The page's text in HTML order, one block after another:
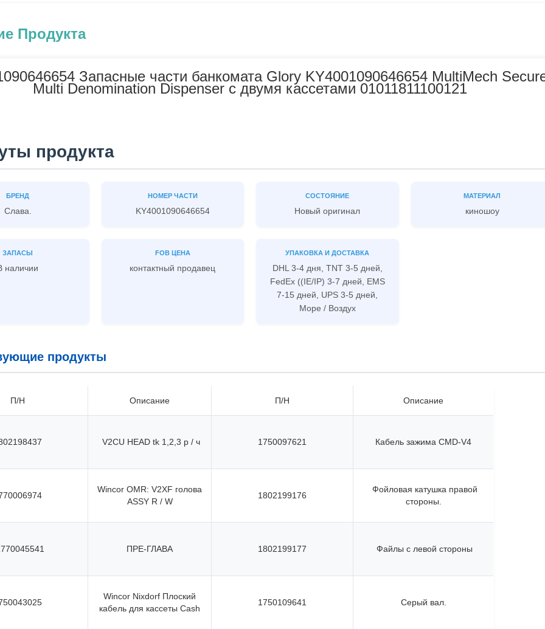
Продукта
Запасные части банкомата Glory KY4001090646654 MultiMech
Multi Denomination Dispenser с двумя кассетами 01011811100121
продукта
БРЕНД
Слава.
НОМЕР ЧАСТИ
KY4001090646654
СОСТОЯНИЕ
Новый оригинал
МАТЕРИАЛ
киношоу
ЗАПАСЫ
наличии
FOB ЦЕНА
контактный продавец
УПАКОВКА И ДОСТАВКА
DHL 3-4 дня, TNT 3-5 дней,
FedEx ((IE/IP) 3-7 дней, EMS
7-15 дней, UPS 3-5 дней,
Море / Воздух
продукты
П/Н Описание П/Н Описание
V2CU HEAD tk 1,2,3 р / ч 1750097621 Кабель зажима CMD-V4
Wincor OMR: V2XF голова
ASSY R / W
1802199176
Фойловая катушка правой
стороны.
ПРЕ-ГЛАВА 1802199177 Файлы с левой стороны
Wincor Nixdorf Плоский
кабель для кассеты Cash
1750109641 Серый вал.